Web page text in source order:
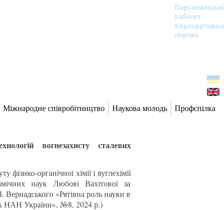
кабінет
портал
Міжнародне співробітництво Наукова молодь Профспілка
вогнезахисту сталевих
фізико-органічної хімії і вуглехімії
наук Любові Вахітової за
«Рятівна роль науки в
НАН України», №8, 2024 р.)